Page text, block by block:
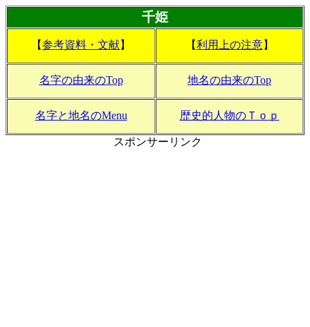
千姫
【参考資料・文献】 【利用上の注意】
名字の由来のTop 地名の由来のTop
名字と地名のMenu 歴史的人物のＴｏｐ
スポンサーリンク